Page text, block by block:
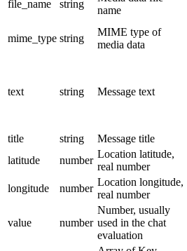
file_name string
name
mime_type string
MIME type of
media data
text string Message text
title
string Message title
latitude
number
Location latitude,
real number
longitude
number
Location longitude,
real number
value number
Number, usually
used in the chat
evaluation